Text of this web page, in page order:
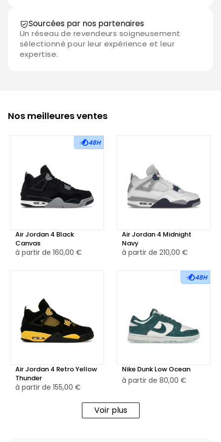
Sourcées par nos partenaires
Un réseau de revendeurs soigneusement
sélectionné pour leur expérience et leur
expertise.
Nos meilleures ventes
48H
Air Jordan 4 Black
Canvas
à partir de 160,00 €
Air Jordan 4 Midnight
Navy
à partir de 210,00 €
Air Jordan 4 Retro Yellow
Thunder
à partir de 155,00 €
48H
Nike Dunk Low Ocean
à partir de 80,00 €
Voir plus